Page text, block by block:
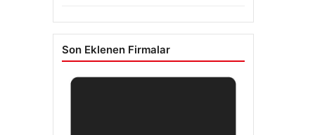
Son Eklenen Firmalar